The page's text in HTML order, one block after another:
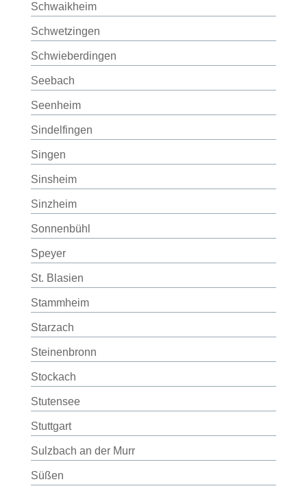
Schwaikheim
Schwetzingen
Schwieberdingen
Seebach
Seenheim
Sindelfingen
Singen
Sinsheim
Sinzheim
Sonnenbühl
Speyer
St. Blasien
Stammheim
Starzach
Steinenbronn
Stockach
Stutensee
Stuttgart
Sulzbach an der Murr
Süßen